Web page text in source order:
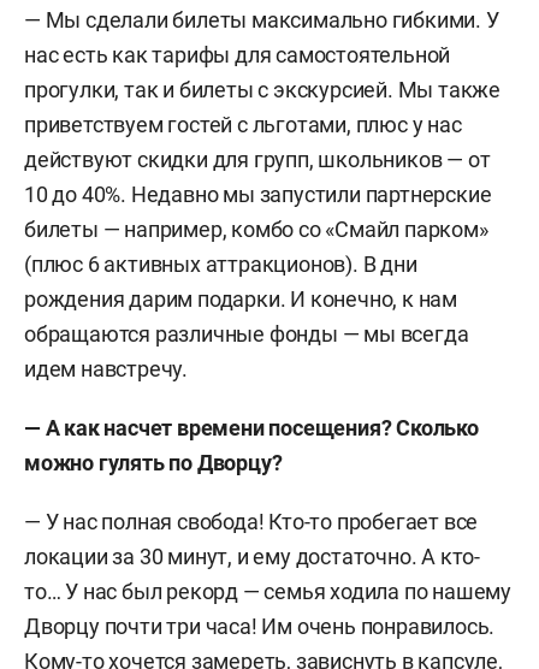
— Мы сделали билеты максимально гибкими. У
нас есть как тарифы для самостоятельной
прогулки, так и билеты с экскурсией. Мы также
приветствуем гостей с льготами, плюс у нас
действуют скидки для групп, школьников — от
10 до 40%. Недавно мы запустили партнерские
билеты — например, комбо со «Смайл парком»
(плюс 6 активных аттракционов). В дни
рождения дарим подарки. И конечно, к нам
обращаются различные фонды — мы всегда
идем навстречу.
— А как насчет времени посещения? Сколько
можно гулять по Дворцу?
— У нас полная свобода! Кто-то пробегает все
локации за 30 минут, и ему достаточно. А кто-
то… У нас был рекорд — семья ходила по нашему
Дворцу почти три часа! Им очень понравилось.
Кому-то хочется замереть, зависнуть в капсуле,